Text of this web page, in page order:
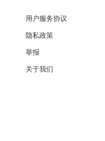
用户服务协议
隐私政策
举报
关于我们